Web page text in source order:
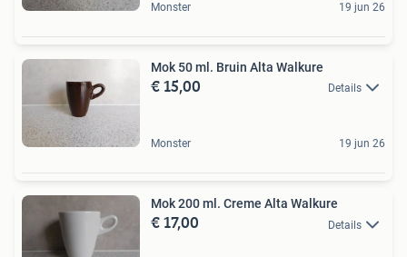
Monster 19 jun 26
Mok 50 ml. Bruin Alta Walkure
€ 15,00 Details
Monster 19 jun 26
Mok 200 ml. Creme Alta Walkure
€ 17,00 Details